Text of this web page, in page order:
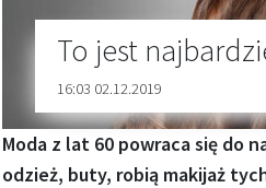
To jest
16:03 02.12.2019
Moda z lat 60 powraca się do
odzież, buty, robią makijaż